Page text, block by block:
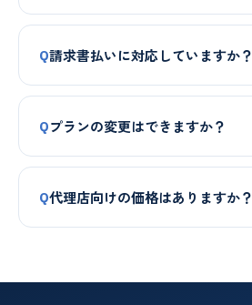
Q請求書払いに対応していますか？
Qプランの変更はできますか？
Q代理店向けの価格はありますか？